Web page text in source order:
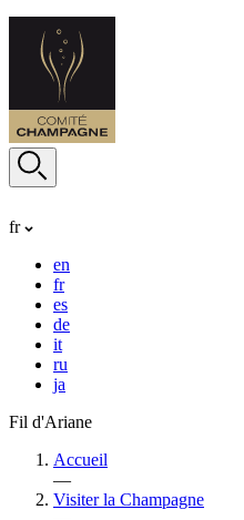
fr
en
fr
es
de
it
ru
ja
Fil d'Ariane
Accueil
—
Visiter la Champagne